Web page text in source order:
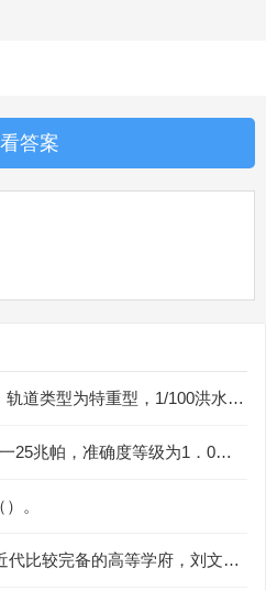
答案
道类型为特重型，1/100洪水设
流冲高为0.5m，河床淤积影响
基，按《铁路路基设计规范》
25兆帕，准确度等级为1．0
回程误差是多少？此表是否合
。
代比较完备的高等学府，刘文典